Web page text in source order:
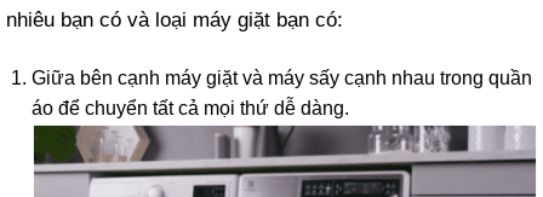
nhiêu bạn có và loại máy giặt bạn có:
Giữa bên cạnh máy giặt và máy sấy cạnh nhau trong quần
áo để chuyển tất cả mọi thứ dễ dàng.